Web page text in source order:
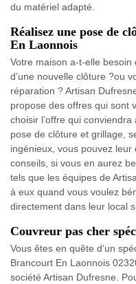
du matériel adapté.
Réalisez une pose de
En Laonnois
Votre maison a-t-elle besoin
d’une nouvelle clôture ?ou
réparation ? Artisan
propose des offres qui sont
choisir l’offre qui
pose de clôture et grillage,
ingénieux, vous pouvez
conseils, si vous en aurez
tels que les équipes de
à eux quand vous voulez
directement dans leur local
Couvreur pas cher
Vous êtes en quête d’un
Brancourt En Laonnois
société Artisan Dufresne.